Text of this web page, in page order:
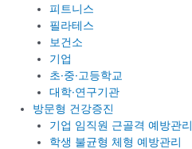
피트니스
필라테스
보건소
기업
초·중·고등학교
대학·연구기관
방문형 건강증진
기업 임직원 근골격 예방관리
학생 불균형 체형 예방관리